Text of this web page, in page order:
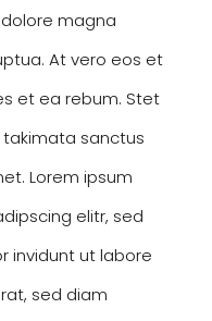
magna
At vero eos et
et ea rebum. Stet
sanctus
Lorem ipsum
elitr, sed
invidunt ut labore
sed diam